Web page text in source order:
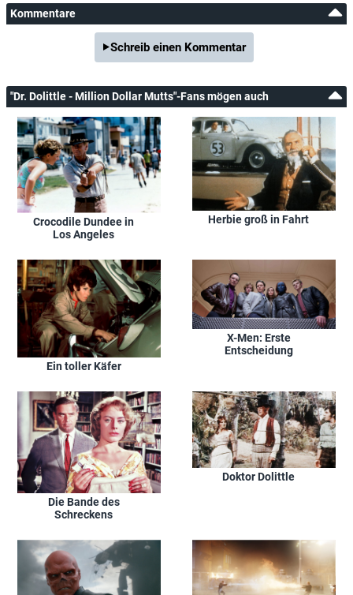
Kommentare
Schreib einen Kommentar
"Dr. Dolittle - Million Dollar Mutts"-Fans mögen auch
Crocodile Dundee in
Los Angeles
Herbie groß in Fahrt
Ein toller Käfer
X-Men: Erste
Entscheidung
Die Bande des
Schreckens
Doktor Dolittle